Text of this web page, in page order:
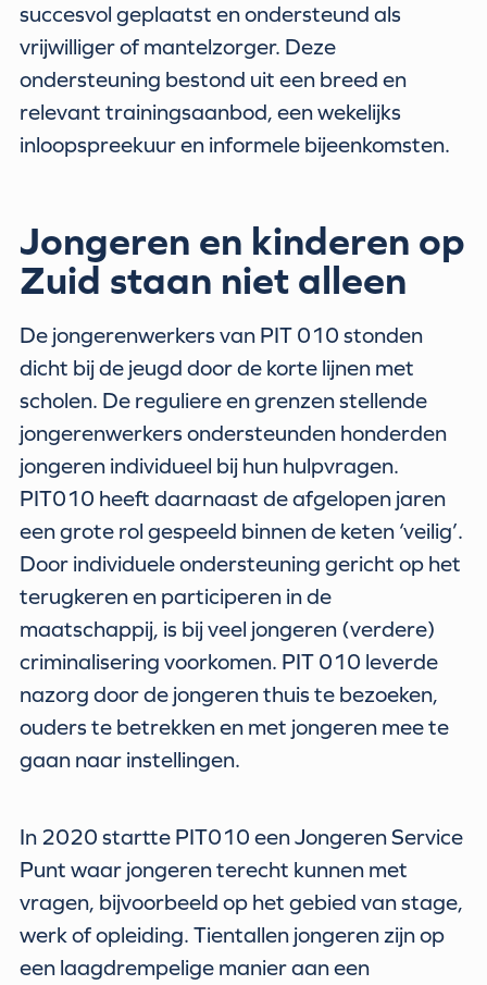
succesvol geplaatst en ondersteund als
vrijwilliger of mantelzorger. Deze
ondersteuning bestond uit een breed en
relevant trainingsaanbod, een wekelijks
inloopspreekuur en informele bijeenkomsten.
Jongeren en kinderen op
Zuid staan niet alleen
De jongerenwerkers van PIT 010 stonden
dicht bij de jeugd door de korte lijnen met
scholen. De reguliere en grenzen stellende
jongerenwerkers ondersteunden honderden
jongeren individueel bij hun hulpvragen.
PIT010 heeft daarnaast de afgelopen jaren
een grote rol gespeeld binnen de keten ‘veilig’.
Door individuele ondersteuning gericht op het
terugkeren en participeren in de
maatschappij, is bij veel jongeren (verdere)
criminalisering voorkomen. PIT 010 leverde
nazorg door de jongeren thuis te bezoeken,
ouders te betrekken en met jongeren mee te
gaan naar instellingen.
In 2020 startte PIT010 een Jongeren Service
Punt waar jongeren terecht kunnen met
vragen, bijvoorbeeld op het gebied van stage,
werk of opleiding. Tientallen jongeren zijn op
een laagdrempelige manier aan een